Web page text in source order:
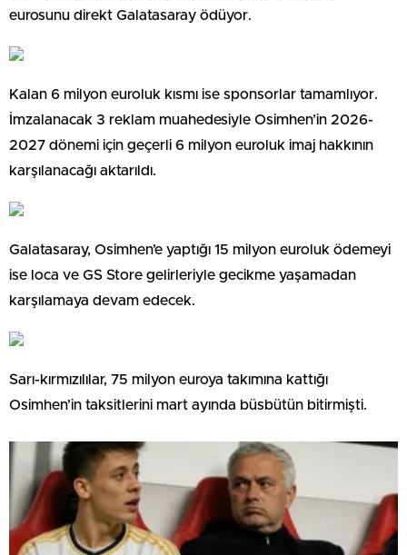
eurosunu direkt Galatasaray ödüyor.
Kalan 6 milyon euroluk kısmı ise sponsorlar tamamlıyor.
İmzalanacak 3 reklam muahedesiyle Osimhen’in 2026-
2027 dönemi için geçerli 6 milyon euroluk imaj hakkının
karşılanacağı aktarıldı.
Galatasaray, Osimhen’e yaptığı 15 milyon euroluk ödemeyi
ise loca ve GS Store gelirleriyle gecikme yaşamadan
karşılamaya devam edecek.
Sarı-kırmızılılar, 75 milyon euroya takımına kattığı
Osimhen’in taksitlerini mart ayında büsbütün bitirmişti.